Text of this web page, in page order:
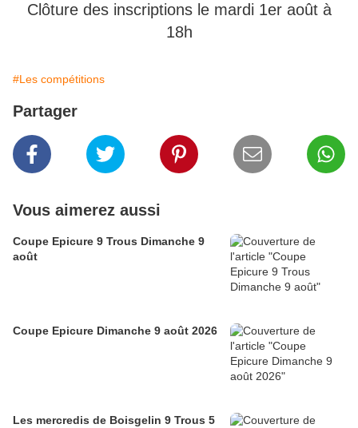
Clôture des inscriptions le mardi 1er août à
18h
#Les compétitions
Partager
Vous aimerez aussi
Coupe Epicure 9 Trous Dimanche 9
août
Coupe Epicure Dimanche 9 août 2026
Les mercredis de Boisgelin 9 Trous 5